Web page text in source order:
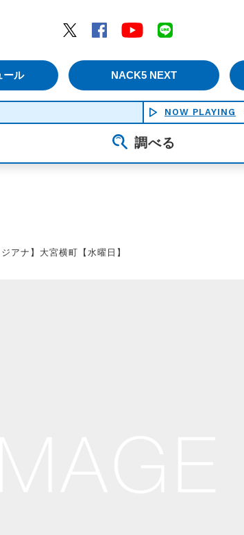
Twitter
Facebook YouTube
ール NACK5 NEXT
NOW PLAYING
調べる
ジアナ】大宮横町【水曜日】